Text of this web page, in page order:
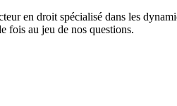
en droit spécialisé dans les
fois au jeu de nos questions.